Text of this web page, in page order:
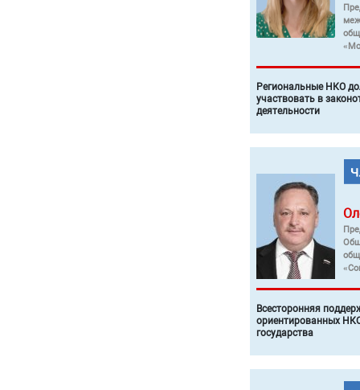
Региональные НКО
участвовать в
деятельности
Всесторонняя
ориентированных
государства